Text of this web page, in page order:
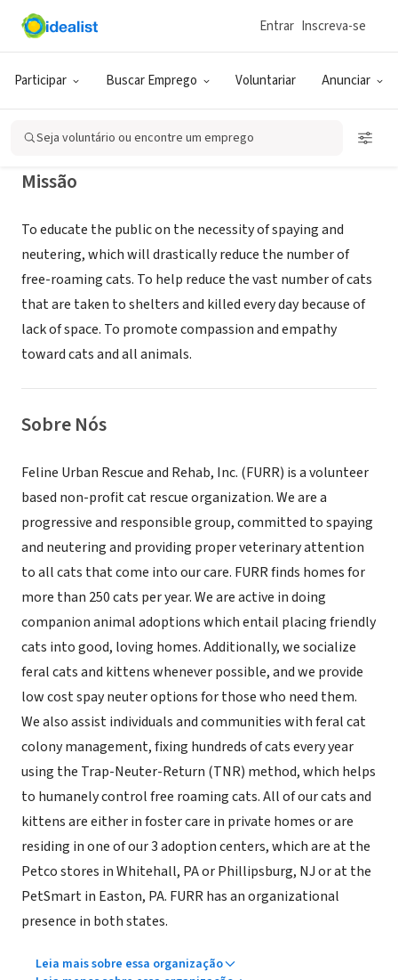
Participar Buscar Emprego Voluntariar Anunciar
Entrar Inscreva-se
Seja voluntário ou encontre um emprego
ONG (SETOR SOCIAL)
Feline Urban Rescue and Rehab
Missão
To educate the public on the necessity of spaying and
neutering, which will drastically reduce the number of
free-roaming cats. To help reduce the vast number of cats
that are taken to shelters and killed every day because of
lack of space. To promote compassion and empathy
toward cats and all animals.
Sobre Nós
Feline Urban Rescue and Rehab, Inc. (FURR) is a volunteer
based non-profit cat rescue organization. We are a
progressive and responsible group, committed to spaying
and neutering and providing proper veterinary attention
to all cats that come into our care. FURR finds homes for
more than 250 cats per year. We are active in doing
companion animal adoptions which entail placing friendly
cats into good, loving homes. Additionally, we socialize
feral cats and kittens whenever possible, and we provide
low cost spay neuter options for those who need them.
We also assist individuals and communities with feral cat
colony management, fixing hundreds of cats every year
using the Trap-Neuter-Return (TNR) method, which helps
to humanely control free roaming cats. All of our cats and
kittens are either in foster care in private homes or are
residing in one of our 3 adoption centers, which are at the
Petco stores in Whitehall, PA or Phillipsburg, NJ or at the
PetSmart in Easton, PA. FURR has an organizational
presence in both states.
Leia mais sobre essa organização